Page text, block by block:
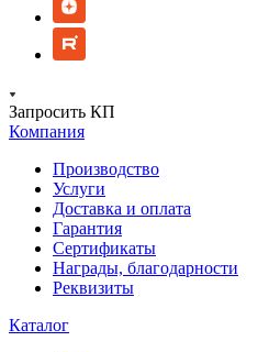
Запросить КП
Компания
Производство
Услуги
Доставка и оплата
Гарантия
Сертификаты
Награды, благодарности
Реквизиты
Каталог